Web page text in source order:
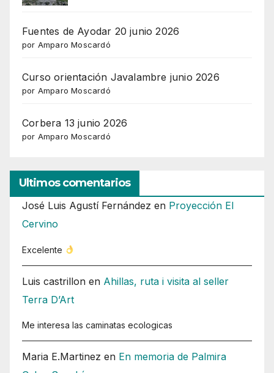
Fuentes de Ayodar 20 junio 2026
por Amparo Moscardó
Curso orientación Javalambre junio 2026
por Amparo Moscardó
Corbera 13 junio 2026
por Amparo Moscardó
Ultimos comentarios
José Luis Agustí Fernández en Proyección El
Cervino
Excelente
Luis castrillon en Ahillas, ruta i visita al seller
Terra D’Art
Me interesa las caminatas ecologicas
Maria E.Martinez en En memoria de Palmira